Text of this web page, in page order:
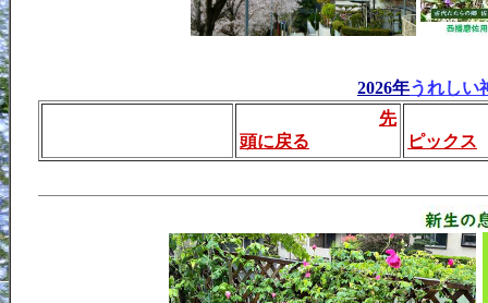
2026年うれしい
先
頭に戻る
ピックス